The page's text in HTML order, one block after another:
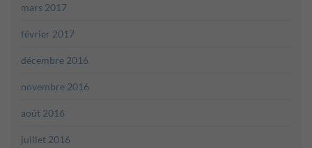
mars 2017
février 2017
décembre 2016
novembre 2016
août 2016
juillet 2016